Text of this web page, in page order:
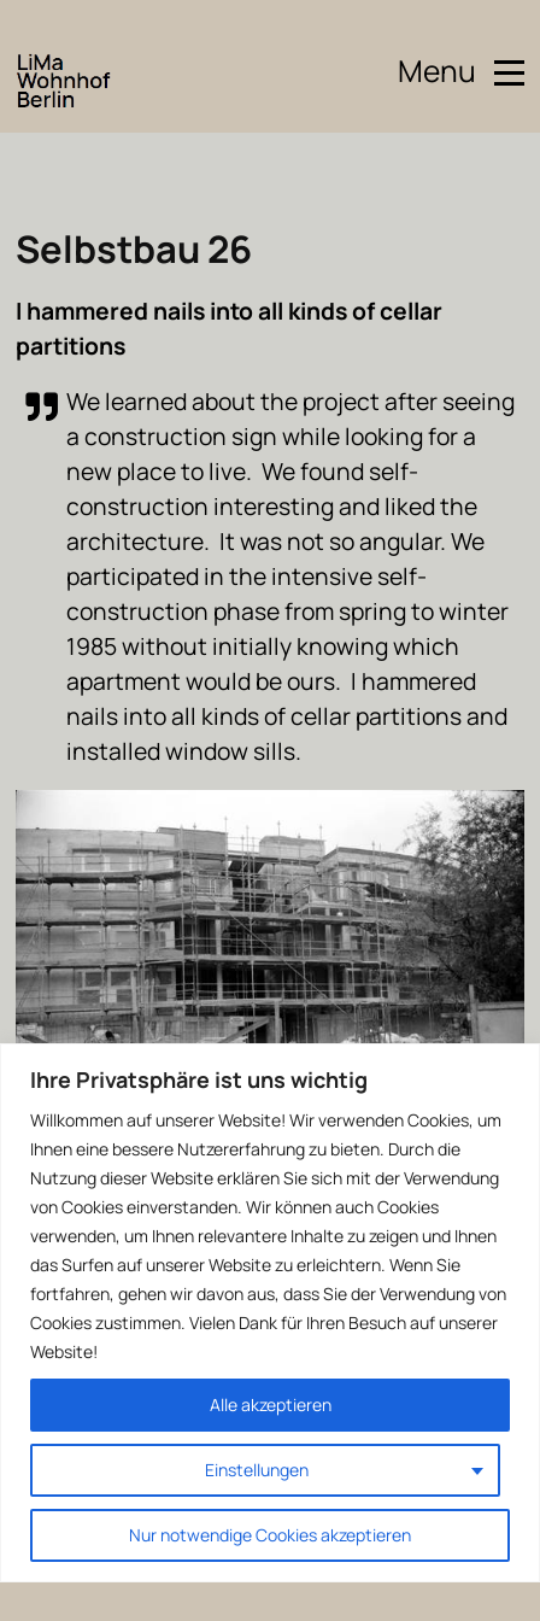
Ihre Privatsphäre ist uns wichtig
Willkommen auf unserer Website! Wir verwenden Cookies, um
Ihnen eine bessere Nutzererfahrung zu bieten. Durch die
Nutzung dieser Website erklären Sie sich mit der Verwendung
von Cookies einverstanden. Wir können auch Cookies
verwenden, um Ihnen relevantere Inhalte zu zeigen und Ihnen
das Surfen auf unserer Website zu erleichtern. Wenn Sie
fortfahren, gehen wir davon aus, dass Sie der Verwendung von
Cookies zustimmen. Vielen Dank für Ihren Besuch auf unserer
Website!
Einstellungen
Nur notwendige Cookies akzeptieren
Alle akzeptieren
Menu
Selbstbau 26
I hammered nails into all kinds of cellar
partitions
We learned about the project after seeing
a construction sign while looking for a
new place to live. We found self-
construction interesting and liked the
architecture. It was not so angular. We
participated in the intensive self-
construction phase from spring to winter
1985 without initially knowing which
apartment would be ours. I hammered
nails into all kinds of cellar partitions and
installed window sills.